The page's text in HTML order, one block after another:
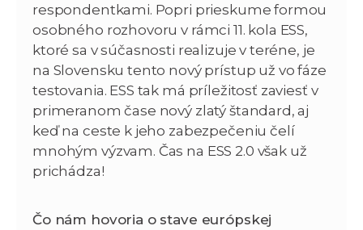
respondentkami. Popri prieskume formou
osobného rozhovoru v rámci 11. kola ESS,
ktoré sa v súčasnosti realizuje v teréne, je
na Slovensku tento nový prístup už vo fáze
testovania. ESS tak má príležitosť zaviesť v
primeranom čase nový zlatý štandard, aj
keď na ceste k jeho zabezpečeniu čelí
mnohým výzvam. Čas na ESS 2.0 však už
prichádza!
Čo nám hovoria o stave európskej